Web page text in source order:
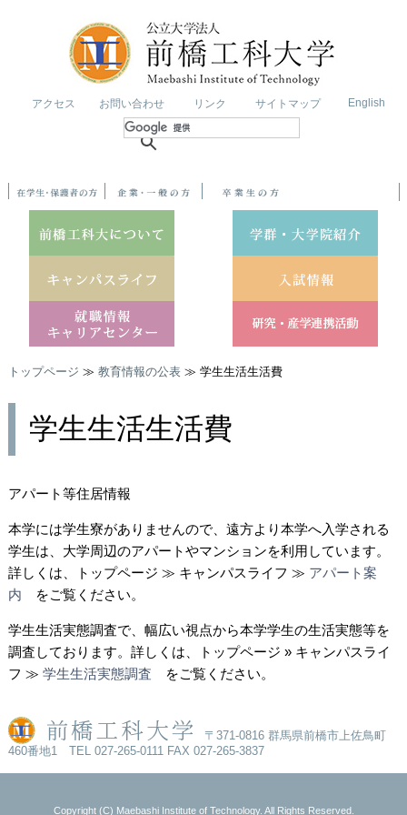
アクセス お問い合わせ リンク サイトマップ English
トップページ ≫ 教育情報の公表≫ 学生生活生活費
学生生活生活費
アパート等住居情報
本学には学生寮がありませんので、遠方より本学へ入学される
学生は、大学周辺のアパートやマンションを利用しています。
詳しくは、トップページ ≫ キャンパスライフ ≫ アパート案
内 をご覧ください。
学生生活実態調査で、幅広い視点から本学学生の生活実態等を
調査しております。詳しくは、
トップページ » キャンパスライ
フ ≫ 学生生活実態調査 をご覧ください。
〒371-0816 群馬県前橋市上佐鳥町
460番地1 TEL 027-265-0111 FAX 027-265-3837
Copyright (C) Maebashi Institute of Technology. All Rights Reserved.